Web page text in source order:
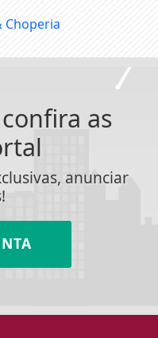
as
anunciar